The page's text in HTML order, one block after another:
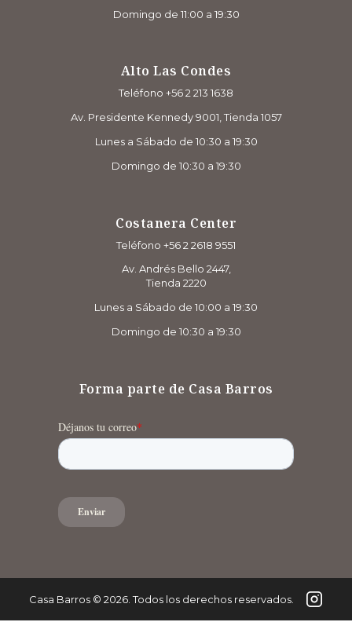
Domingo de 11:00 a 19:30
Alto Las Condes
Teléfono +56 2 213 1638
Av. Presidente Kennedy 9001, Tienda 1057
Lunes a Sábado de 10:30 a 19:30
Domingo de 10:30 a 19:30
Costanera Center
Teléfono +56 2 2618 9551
Av. Andrés Bello 2447,
Tienda 2220
Lunes a Sábado de 10:00 a 19:30
Domingo de 10:30 a 19:30
Forma parte de Casa Barros
Casa Barros© 2026. Todos los derechos reservados.